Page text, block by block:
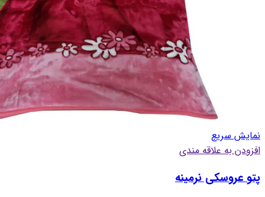
نمایش سریع
افزودن به علاقه مندی
پتو عروسکی نرمینه